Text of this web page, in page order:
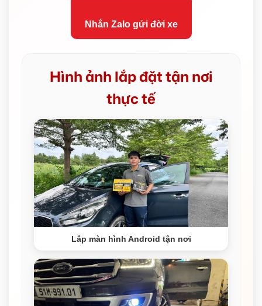
Nhắn Zalo gửi đời xe
Hình ảnh lắp đặt tận nơi
thực tế
Lắp màn hình Android tận nơi